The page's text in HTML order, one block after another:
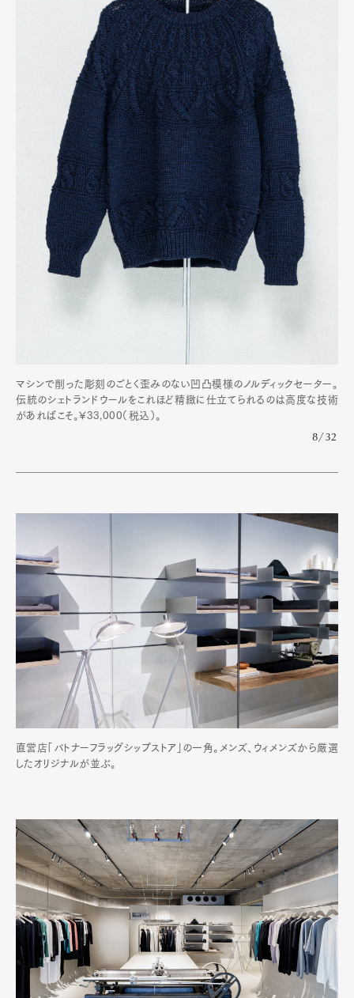
マシンで削った彫刻のごとく歪みのない凹凸模様のノルディックセーター。
伝統のシェトランドウールをこれほど精緻に仕立てられるのは高度な技術
があればこそ。¥33,000（税込）。
8/32
直営店「バトナーフラッグシップストア」の一角。メンズ、ウィメンズから厳選
したオリジナルが並ぶ。